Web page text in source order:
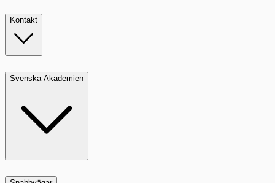
Kontakt
Svenska Akademien